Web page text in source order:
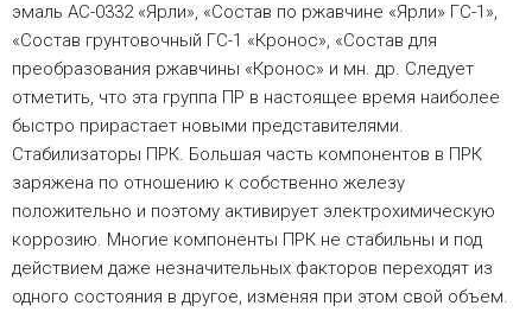
эмаль АС-0332 «Ярли», «Состав по ржавчине «Ярли» ГС-1»,
«Состав грунтовочный ГС-1 «Кронос», «Состав для
преобразования ржавчины «Кронос» и мн. др. Следует
отметить, что эта группа ПР в настоящее время наиболее
быстро прирастает новыми представителями.
Стабилизаторы ПРК. Большая часть компонентов в ПРК
заряжена по отношению к собственно железу
положительно и поэтому активирует электрохимическую
коррозию. Многие компоненты ПРК не стабильны и под
действием даже незначительных факторов переходят из
одного состояния в другое, изменяя при этом свой объем.